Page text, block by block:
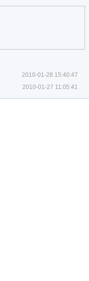
2010-01-28 15:40:47
2010-01-27 11:05:41